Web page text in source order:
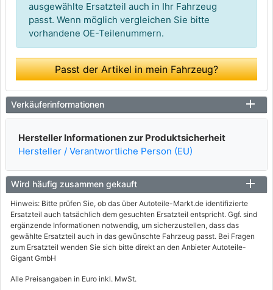
ausgewählte Ersatzteil auch in Ihr Fahrzeug
passt. Wenn möglich vergleichen Sie bitte
vorhandene OE-Teilenummern.
Passt der Artikel in mein Fahrzeug?
Verkäuferinformationen
Hersteller Informationen zur Produktsicherheit
Hersteller / Verantwortliche Person (EU)
Wird häufig zusammen gekauft
Hinweis: Bitte prüfen Sie, ob das über Autoteile-Markt.de identifizierte
Ersatzteil auch tatsächlich dem gesuchten Ersatzteil entspricht. Ggf. sind
ergänzende Informationen notwendig, um sicherzustellen, dass das
gewählte Ersatzteil auch in das gewünschte Fahrzeug passt. Bei Fragen
zum Ersatzteil wenden Sie sich bitte direkt an den Anbieter Autoteile-
Gigant GmbH
Alle Preisangaben in Euro inkl. MwSt.